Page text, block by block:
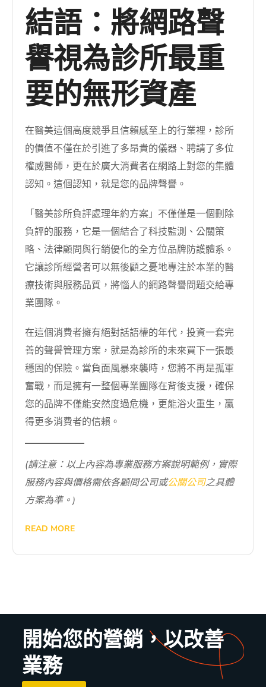
結語：將網路聲
譽視為診所最重
要的無形資產
在醫美這個高度競爭且信賴感至上的行業裡，診所
的價值不僅在於引進了多昂貴的儀器、聘請了多位
權威醫師，更在於廣大消費者在網路上對您的集體
認知。這個認知，就是您的品牌聲譽。
「醫美診所負評處理年約方案」不僅僅是一個刪除
負評的服務，它是一個結合了科技監測、公關策
略、法律顧問與行銷優化的全方位品牌防護體系。
它讓診所經營者可以無後顧之憂地專注於本業的醫
療技術與服務品質，將惱人的網路聲譽問題交給專
業團隊。
在這個消費者擁有絕對話語權的年代，投資一套完
善的聲譽管理方案，就是為診所的未來買下一張最
穩固的保險。當負面風暴來襲時，您將不再是孤軍
奮戰，而是擁有一整個專業團隊在背後支援，確保
您的品牌不僅能安然度過危機，更能浴火重生，贏
得更多消費者的信賴。
(請注意：以上內容為專業服務方案說明範例，實際
服務內容與價格需依各顧問公司或公關公司之具體
方案為準。)
READ MORE
開始您的營銷，以改善
業務